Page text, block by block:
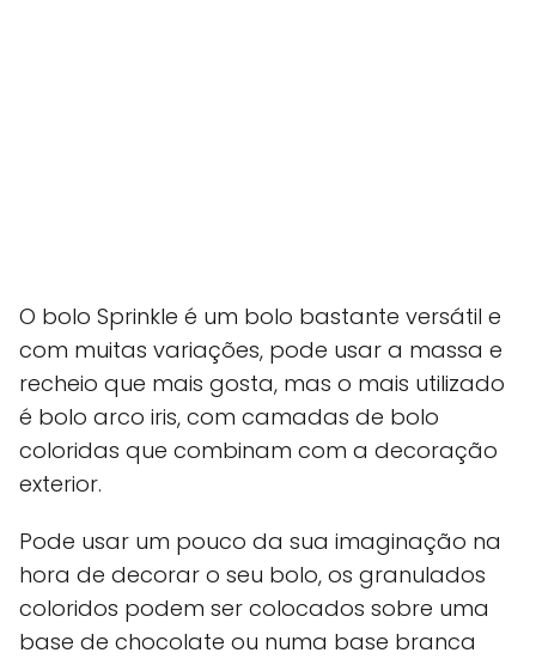
O bolo Sprinkle é um bolo bastante versátil e
com muitas variações, pode usar a massa e
recheio que mais gosta, mas o mais utilizado
é bolo arco iris, com camadas de bolo
coloridas que combinam com a decoração
exterior.
Pode usar um pouco da sua imaginação na
hora de decorar o seu bolo, os granulados
coloridos podem ser colocados sobre uma
base de chocolate ou numa base branca